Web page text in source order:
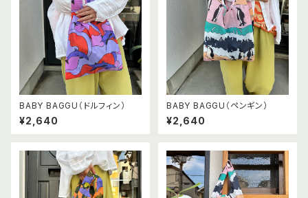
BABY BAGGU（ドルフィン）
¥2,640
BABY BAGGU（ペンギン）
¥2,640